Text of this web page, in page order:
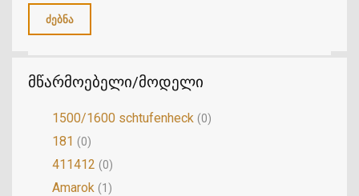
მწარმოებელი/მოდელი
1500/1600 schtufenheck (0)
181 (0)
411412 (0)
Amarok (1)